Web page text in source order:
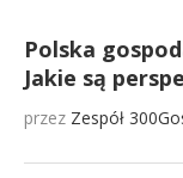
Polska
Jakie są
przez Zespół